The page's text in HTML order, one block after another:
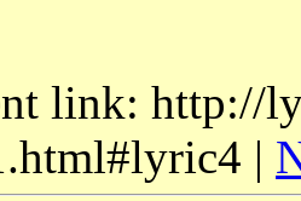
link: http://
|